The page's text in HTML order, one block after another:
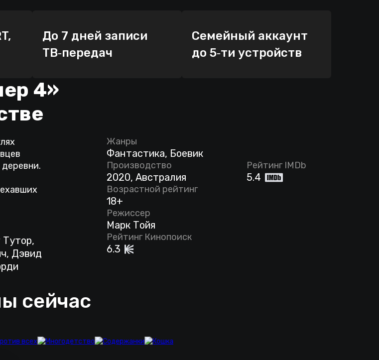
До 7 дней записи
ТВ‑передач
Семейный аккаунт
до 5‑ти устройств
4»
Дэвид
Жанры
Фантастика, Боевик
Производство
2020, Австралия
Возрастной рейтинг
18+
Режиссер
Марк Тойя
Рейтинг Кинопоиск
6.3
Рейтинг IMDb
5.4
сейчас